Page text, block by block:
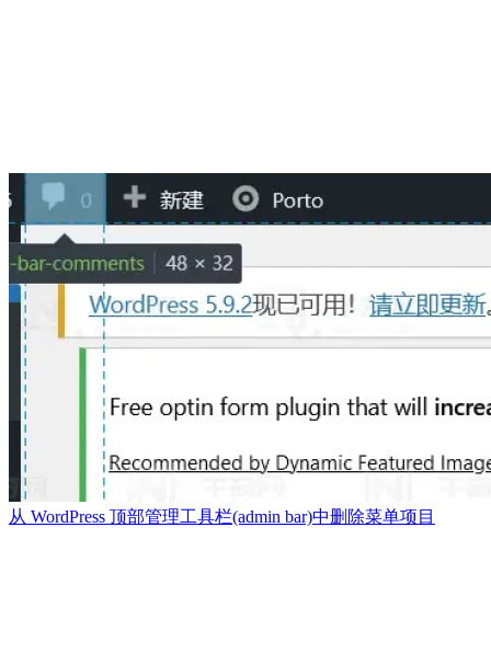
从 WordPress 顶部管理工具栏(admin bar)中删除菜单项目